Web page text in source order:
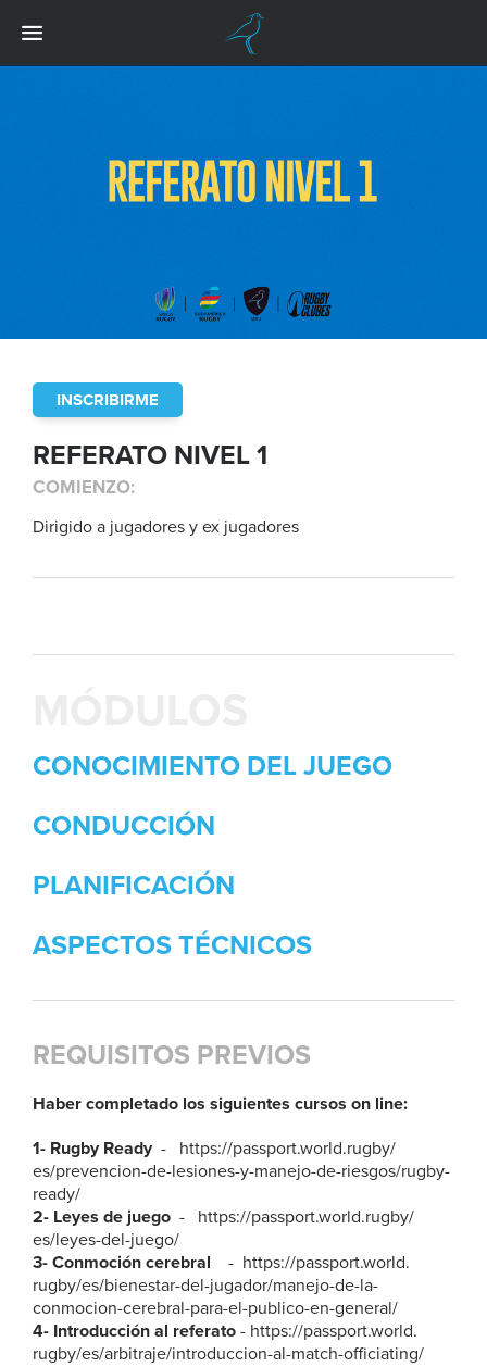
INSCRIBIRME
REFERATO NIVEL 1
COMIENZO:
Dirigido a jugadores y ex jugadores
CONOCIMIENTO DEL JUEGO
CONDUCCIÓN
PLANIFICACIÓN
ASPECTOS TÉCNICOS
REQUISITOS PREVIOS
Haber completado los siguientes cursos on line:
1- Rugby Ready- https://passport.world.rugby/
es/prevencion-de-lesiones-y-manejo-de-riesgos/rugby-
ready/
2- Leyes de juego - https://passport.world.rugby/
es/leyes-del-juego/
3- Conmoción cerebral
- https://passport.world.
rugby/es/bienestar-del-jugador/manejo-de-la-
conmocion-cerebral-para-el-publico-en-general/
4- Introducción al referato - https://passport.world.
rugby/es/arbitraje/introduccion-al-match-officiating/